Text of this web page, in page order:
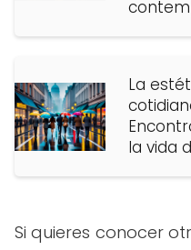
La
la vida
Si quieres conocer